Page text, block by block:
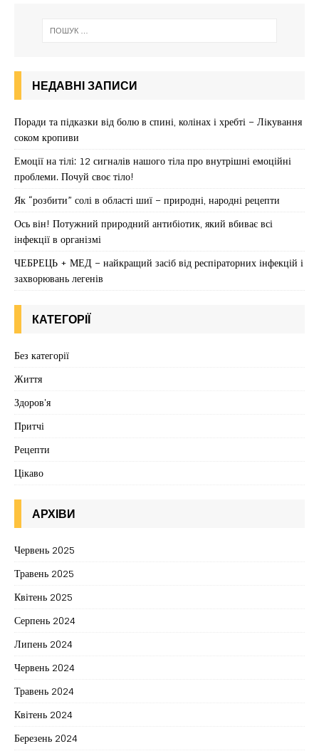
НЕДАВНІ ЗАПИСИ
Поради та підказки від болю в спині, колінах і хребті – Лікування
соком кропиви
Емоції на тілі: 12 сигналів нашого тіла про внутрішні емоційні
проблеми. Почуй своє тіло!
Як “розбити” солі в області шиї – природні, народні рецепти
Ось він! Потужний природний антибіотик, який вбиває всі
інфекції в організмі
ЧЕБРЕЦЬ + МЕД – найкращий засіб від респіраторних інфекцій і
захворювань легенів
КАТЕГОРІЇ
Без категорії
Життя
Здоров'я
Притчі
Рецепти
Цікаво
АРХІВИ
Червень 2025
Травень 2025
Квітень 2025
Серпень 2024
Липень 2024
Червень 2024
Травень 2024
Квітень 2024
Березень 2024